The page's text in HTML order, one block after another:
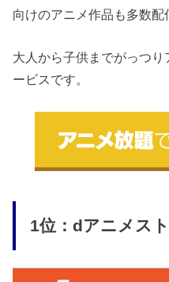
向けのアニメ作品も多数配
大人から子供までがっつ
ービスです。
1位：dアニメス